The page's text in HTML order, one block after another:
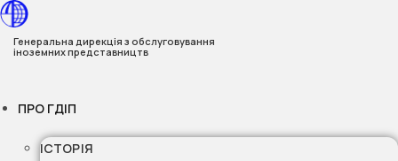
Перейти
до
вмісту
Генеральна дирекція з обслуговування
іноземних представництв
ПРО ГДІП
ІСТОРІЯ